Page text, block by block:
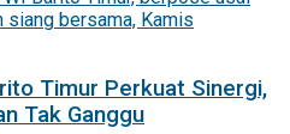
Timur Perkuat Sinergi,
Tak Ganggu